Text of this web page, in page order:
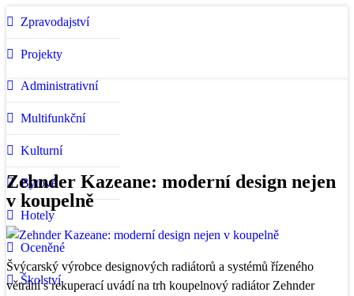
Zpravodajství
Projekty
Administrativní
Multifunkční
Kulturní
Bytové
Hotely
Oceněné
Školství
Zehnder Kazeane: moderní design nejen
v koupelně
Švýcarský výrobce designových radiátorů a systémů řízeného
větrání s rekuperací uvádí na trh koupelnový radiátor Zehnder